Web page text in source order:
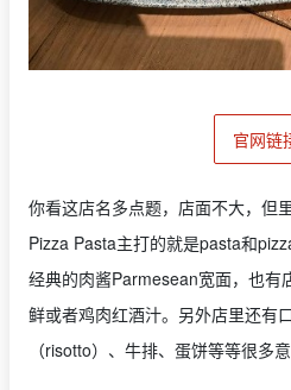
官网链
你看这店名多点题，店面不大，但
Pizza Pasta主打的就是pasta和
经典的肉酱Parmesean宽面，也有
鲜或者鸡肉红酒汁。另外店里还有
（risotto）、牛排、蛋饼等等很多